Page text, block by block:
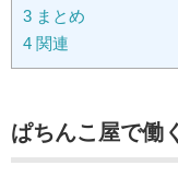
3 まとめ
4 関連
ぱちんこ屋で働